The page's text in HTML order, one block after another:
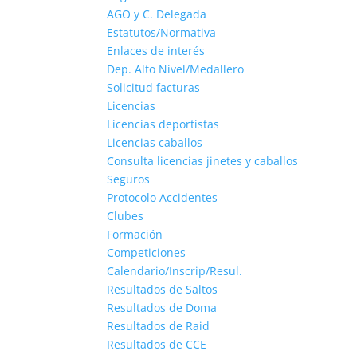
AGO y C. Delegada
Estatutos/Normativa
Enlaces de interés
Dep. Alto Nivel/Medallero
Solicitud facturas
Licencias
Licencias deportistas
Licencias caballos
Consulta licencias jinetes y caballos
Seguros
Protocolo Accidentes
Clubes
Formación
Competiciones
Calendario/Inscrip/Resul.
Resultados de Saltos
Resultados de Doma
Resultados de Raid
Resultados de CCE